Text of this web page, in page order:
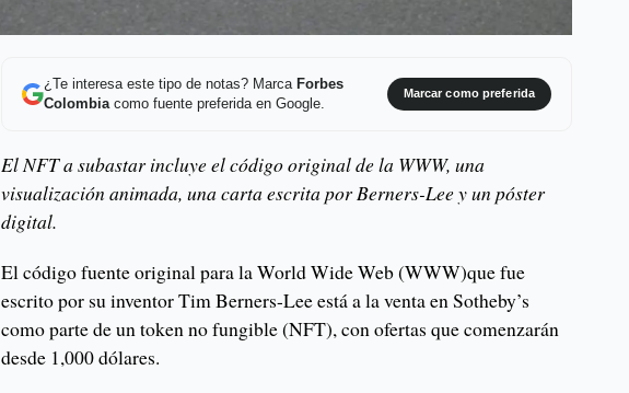
¿Te interesa este tipo de notas? Marca Forbes
Colombiacomo fuente preferida en Google.
Marcar como preferida
El NFT a subastar incluye el código original de la WWW, una
visualización animada, una carta escrita por Berners-Lee y un póster
digital.
El código fuente original para la World Wide Web (WWW)que fue
escrito por su inventor Tim Berners-Lee está a la venta en Sotheby’s
como parte de un token no fungible (NFT), con ofertas que comenzarán
desde 1,000 dólares.